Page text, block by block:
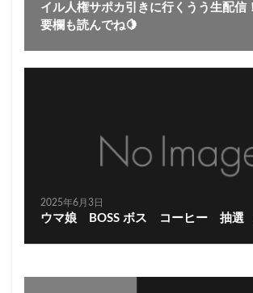
イル人権サポカ引きに行くうう生配信
要欄も読んでね🍋
2025年6月3日
ウマ娘 BOSS ボス コーヒー 抽選